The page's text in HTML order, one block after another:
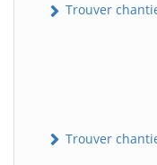
Trouver
Trouver